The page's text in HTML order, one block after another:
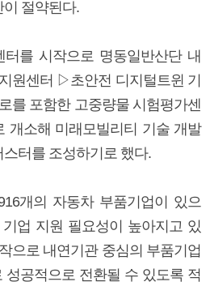
절약된다.
를 시작으로 명동일반산단 내
원센터 ▷초안전 디지털트윈 기
를 포함한 고중량물 시험평가센
개소해 미래모빌리티 기술 개발
터를 조성하기로 했다.
개의 자동차 부품기업이 있으
업 지원 필요성이 높아지고 있
으로 내연기관 중심의 부품기업
성공적으로 전환될 수 있도록 적